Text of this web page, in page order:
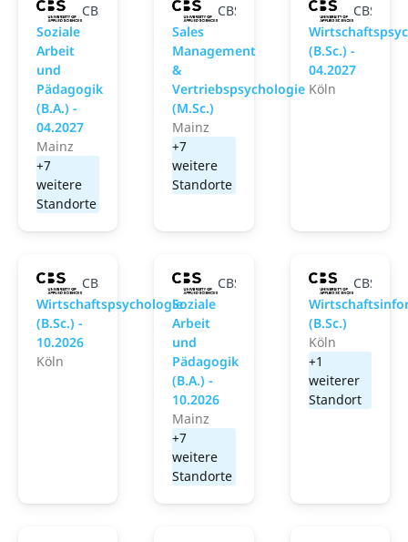
CBS University of Applied Sciences
Soziale
Arbeit
und
Pädagogik
(B.A.) -
04.2027
Mainz
+7
weitere
Standorte
CBS University of Applied
Sales
Management
&
Vertriebspsychologie
(M.Sc.)
Mainz
+7
weitere
Standorte
CBS
(B.Sc.) -
04.2027
Köln
CBS University of Applied Sciences
Wirtschaftspsychologie
(B.Sc.) -
10.2026
Köln
CBS University of Applied
Soziale
Arbeit
und
Pädagogik
(B.A.) -
10.2026
Mainz
+7
weitere
Standorte
CBS
(B.Sc.)
Köln
+1
weiterer
Standort